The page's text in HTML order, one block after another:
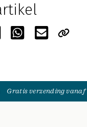
Gratis verzending